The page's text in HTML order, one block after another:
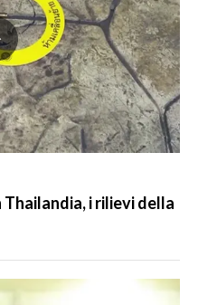
i rilievi della